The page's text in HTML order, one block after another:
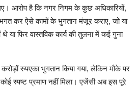
आरोप है कि नगर निगम के कुछ अधिकारियों,
कर ऐसे कामों के भुगतान मंजूर कराए, जो या
थे या फिर वास्तविक कार्य की तुलना में कई गुना
रुपएका भुगतान किया गया, लेकिन मौके पर
कोई स्पष्ट प्रमाण नहीं मिला। एजेंसी अब इस पूरे